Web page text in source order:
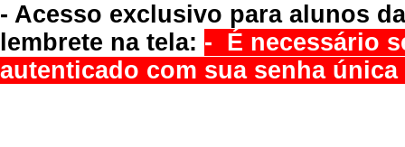
- Acesso exclusivo para alunos
lembrete na tela: - É necessário
autenticado com sua senha